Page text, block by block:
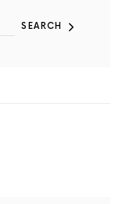
SEARCH